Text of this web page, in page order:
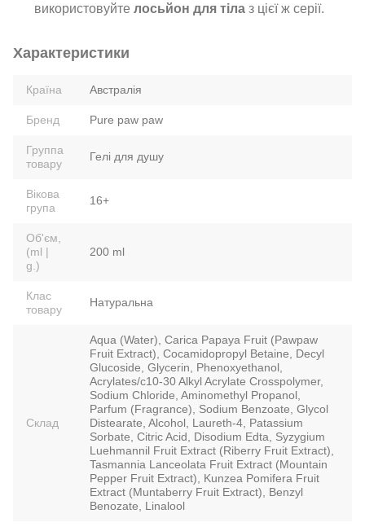
використовуйте лосьйон для тіла з цієї ж серії.
Характеристики
Країна Австралія
Бренд Pure paw paw
Группа
товару
Гелі для душу
Вікова
група
16+
Об'єм,
(ml |
g.)
200 ml
Клас
товару
Натуральна
Склад
Aqua (Water), Carica Papaya Fruit (Pawpaw
Fruit Extract), Cocamidopropyl Betaine, Decyl
Glucoside, Glycerin, Phenoxyethanol,
Acrylates/c10-30 Alkyl Acrylate Crosspolymer,
Sodium Chloride, Aminomethyl Propanol,
Parfum (Fragrance), Sodium Benzoate, Glycol
Distearate, Alcohol, Laureth-4, Patassium
Sorbate, Citric Acid, Disodium Edta, Syzygium
Luehmannil Fruit Extract (Riberry Fruit Extract),
Tasmannia Lanceolata Fruit Extract (Mountain
Pepper Fruit Extract), Kunzea Pomifera Fruit
Extract (Muntaberry Fruit Extract), Benzyl
Benozate, Linalool